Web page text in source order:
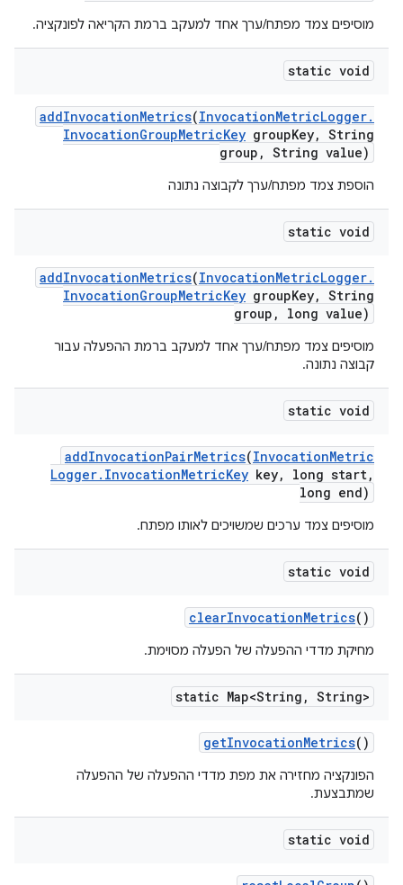
מוסיפים צמד מפתח/ערך אחד למעקב ברמת הקריאה לפונקציה.
static void
addInvocationMetrics(InvocationMetricLogger.
InvocationGroupMetricKey groupKey, String
group , String value)
הוספת צמד מפתח/ערך לקבוצה נתונה
static void
addInvocationMetrics(InvocationMetricLogger.
InvocationGroupMetricKey groupKey, String
group , long value)
מוסיפים צמד מפתח/ערך אחד למעקב ברמת ההפעלה עבור
קבוצה נתונה.
static void
addInvocationPairMetrics(InvocationMetric
Logger. InvocationMetricKey key, long start,
long end)
מוסיפים צמד ערכים שמשויכים לאותו מפתח.
static void
clearInvocationMetrics()
מחיקת מדדי ההפעלה של הפעלה מסוימת.
static Map<String , String>
getInvocationMetrics()
הפונקציה מחזירה את מפת מדדי ההפעלה של ההפעלה
שמתבצעת.
static void